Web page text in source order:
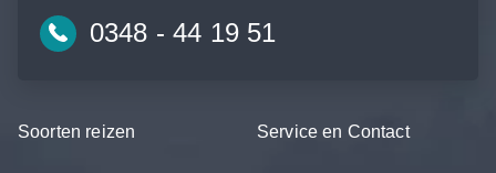
0348 - 44 19 51
Soorten reizen Service en Contact